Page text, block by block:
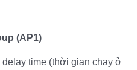
(AP1)
time (thời gian chạy ở